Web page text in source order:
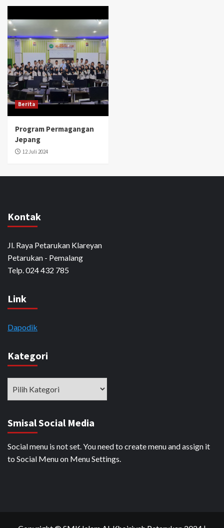
Berita
Program Permagangan
Jepang
12 Juli 2024
Kontak
Jl. Raya Petarukan Klareyan
Petarukan - Pemalang
Telp. 024 432 785
Link
Dapodik
Kategori
Smisal Social Media
Social menu is not set. You need to create menu and assign it
to Social Menu on Menu Settings.